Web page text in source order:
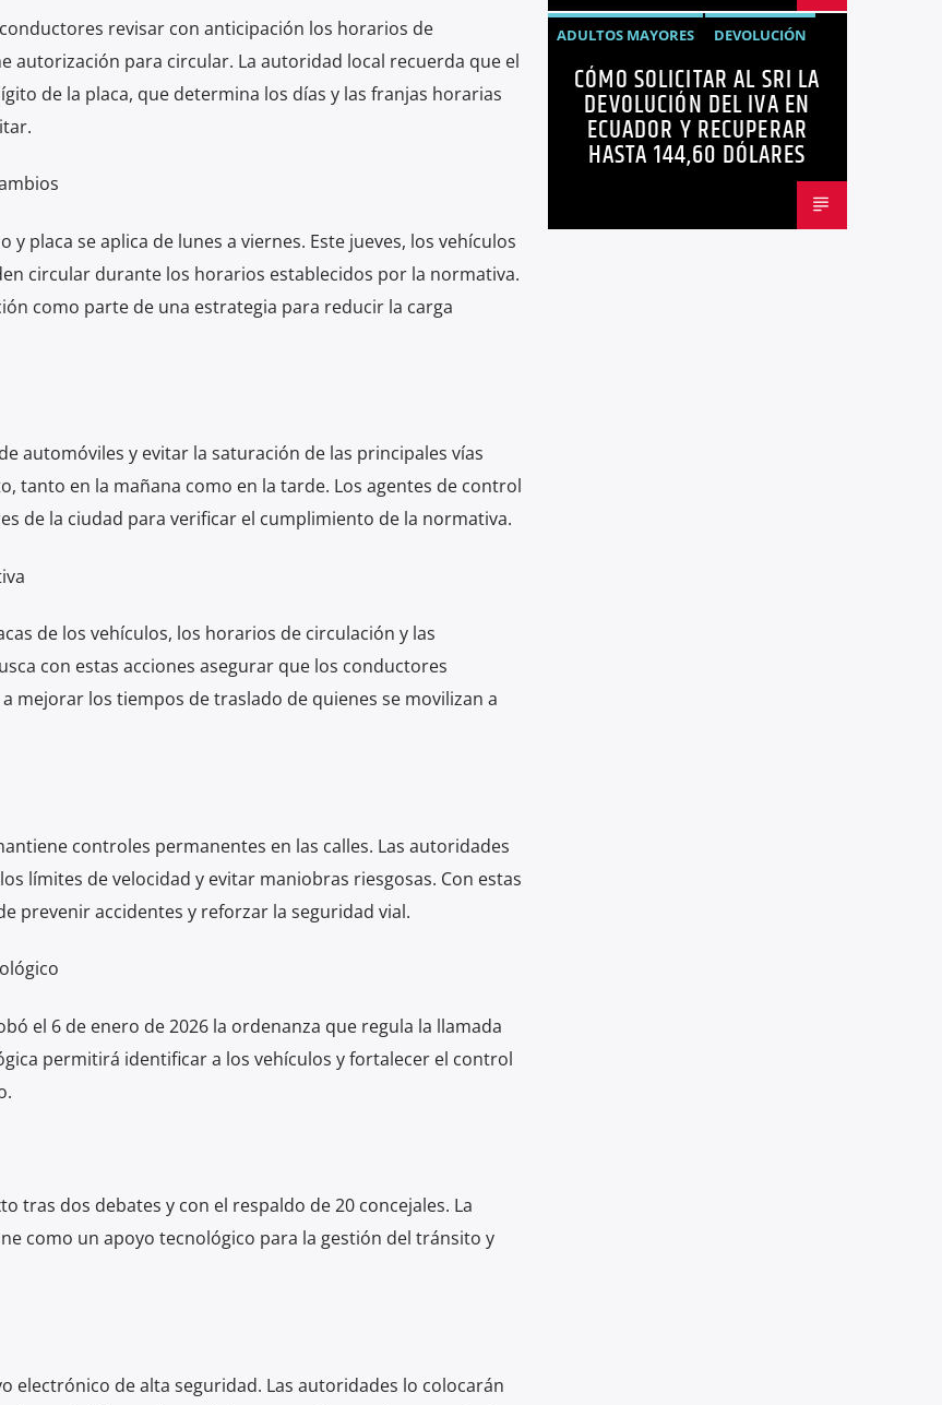
revisar con anticipación los horarios de
autorización para circular. La autoridad local recuerda que el
de la placa, que determina los días y las franjas horarias
placa se aplica de lunes a viernes. Este jueves, los vehículos
circular durante los horarios establecidos por la normativa.
como parte de una estrategia para reducir la carga
automóviles y evitar la saturación de las principales vías
tanto en la mañana como en la tarde. Los agentes de control
de la ciudad para verificar el cumplimiento de la normativa.
de los vehículos, los horarios de circulación y las
con estas acciones asegurar que los conductores
mejorar los tiempos de traslado de quienes se movilizan a
controles permanentes en las calles. Las autoridades
límites de velocidad y evitar maniobras riesgosas. Con estas
prevenir accidentes y reforzar la seguridad vial.
el 6 de enero de 2026 la ordenanza que regula la llamada
permitirá identificar a los vehículos y fortalecer el control
tras dos debates y con el respaldo de 20 concejales. La
como un apoyo tecnológico para la gestión del tránsito y
electrónico de alta seguridad. Las autoridades lo colocarán
ADULTOS MAYORES
DEVOLUCIÓN
ECUADOR
NEGOCIOS
NOTICIAS
PERSONAS CON DISCAPACIDAD
CÓMO SOLICITAR AL SRI LA
DEVOLUCIÓN DEL IVA EN
ECUADOR Y RECUPERAR
HASTA 144,60 DÓLARES